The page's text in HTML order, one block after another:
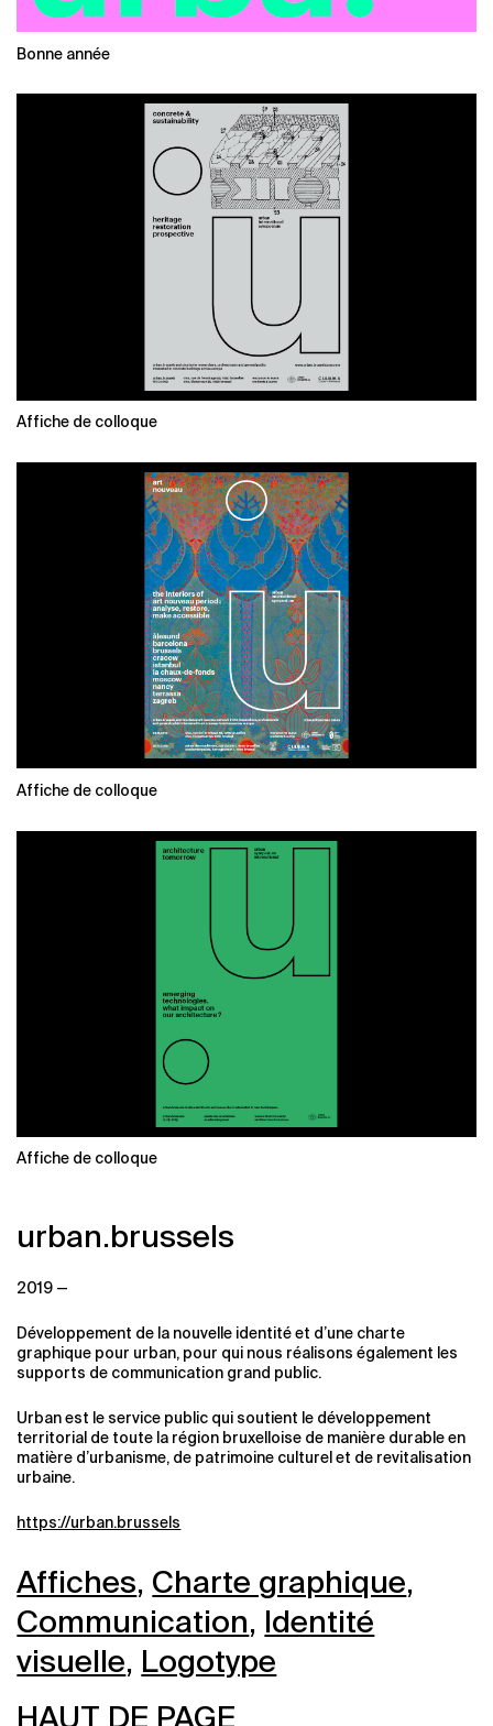
Bonne année
Affiche de colloque
Affiche de colloque
Affiche de colloque
urban.brussels
2019 —
Développement de la nouvelle identité et d’une charte
graphique pour urban, pour qui nous réalisons également les
supports de communication grand public.
Urban est le service public qui soutient le développement
territorial de toute la région bruxelloise de manière durable en
matière d’urbanisme, de patrimoine culturel et de revitalisation
urbaine.
https://urban.brussels
Affiches, Charte graphique,
Communication,
Identité
visuelle, Logotype
HAUT DE PAGE